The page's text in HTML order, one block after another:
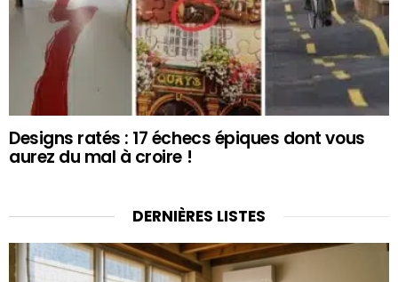
Designs ratés : 17 échecs épiques dont vous
aurez du mal à croire !
DERNIÈRES LISTES